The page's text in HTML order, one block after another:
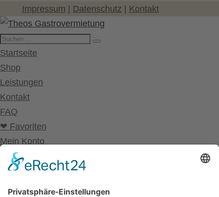
Impressum Datenschutz Kontakt
Startseite
Shop
Leistungen
Kontakt
FAQ
❤ Favoriten
Mein Konto